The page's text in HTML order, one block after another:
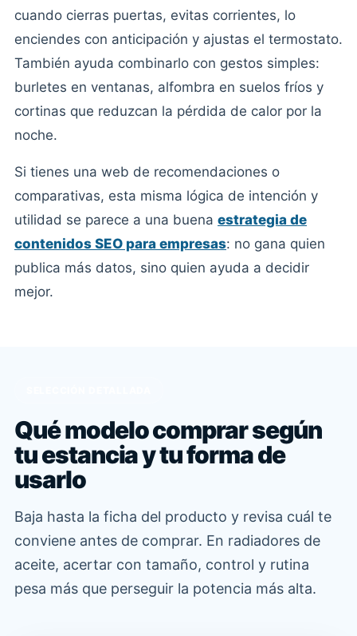
cuando cierras puertas, evitas corrientes, lo
enciendes con anticipación y ajustas el termostato.
También ayuda combinarlo con gestos simples:
burletes en ventanas, alfombra en suelos fríos y
cortinas que reduzcan la pérdida de calor por la
noche.
Si tienes una web de recomendaciones o
comparativas, esta misma lógica de intención y
utilidad se parece a una buena estrategia de
contenidos SEO para empresas: no gana quien
publica más datos, sino quien ayuda a decidir
mejor.
Qué modelo comprar según
tu estancia y tu forma de
usarlo
Baja hasta la ficha del producto y revisa cuál te
conviene antes de comprar. En radiadores de
aceite, acertar con tamaño, control y rutina
pesa más que perseguir la potencia más alta.